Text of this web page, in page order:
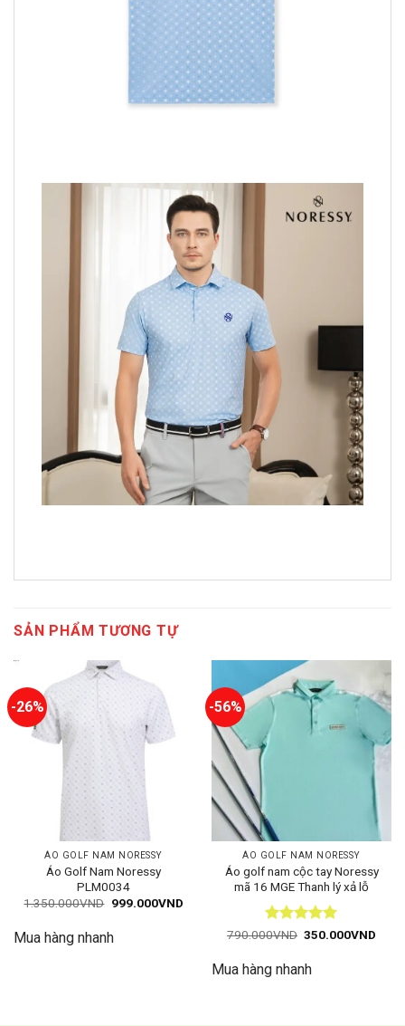
SẢN PHẨM TƯƠNG TỰ
-26%
ÁO GOLF NAM NORESSY
Áo Golf Nam Noressy
PLM0034
1.350.000VND Giá
1.350.000VND.
999.000VNDGiá
Mua hàng nhanh
-56%
ÁO GOLF NAM NORESSY
Áo golf nam cộc tay Noressy
mã 16 MGE Thanh lý xả lỗ
Được xếp
sao
790.000VND Giá
790.000VND.
350.000VND
Mua hàng nhanh